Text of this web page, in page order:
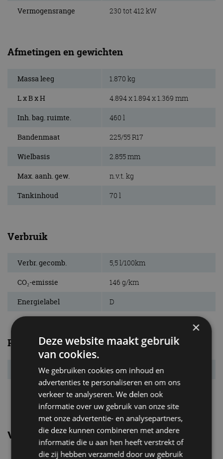
Vermogensrange 230 tot 412 kW
Afmetingen en gewichten
Massa leeg 1.870 kg
L x B x H 4.894 x 1.894 x 1.369 mm
Inh. bag. ruimte. 460 l
Bandenmaat 225/55 R17
Wielbasis 2.855 mm
Max. aanh. gew. n.v.t. kg
Tankinhoud 70 l
Verbruik
Verbr. gecomb. 5,5 l/100km
CO₂-emissie 146 g/km
Energielabel D
Prestaties
Acc. 0-100 km/u 5,1 s
Topsnelheid 250 km/u
Vergelijkbare uitvoeringen
×
Deze website maakt gebruik
van cookies.
We gebruiken cookies om inhoud en
advertenties te personaliseren en om ons
verkeer te analyseren. We delen ook
informatie over uw gebruik van onze site
met onze advertentie- en analysepartners,
die deze kunnen combineren met andere
informatie die u aan hen heeft verstrekt of
die zij hebben verzameld door uw gebruik